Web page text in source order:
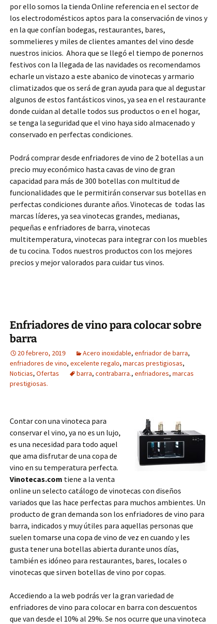
por ello somos la tienda Online referencia en el sector de
los electrodomésticos aptos para la conservación de vinos y
en la que confían bodegas, restaurantes, bares,
sommelieres y miles de clientes amantes del vino desde
nuestros inicios. Ahora que se llegó el tiempo de ponernos
festivos con la llegada de las navidades os recomendamos
echarle un vistazo a este abanico de vinotecas y armario
climatizados que os será de gran ayuda para que al degustar
algunos de estos fantásticos vinos, ya sea en el restaurante
donde cuidan al detalle todos sus productos o en el hogar,
se tenga la seguridad que el vino haya sido almacenado y
conservado en perfectas condiciones.
Podrá comprar desde enfriadores de vino de 2 botellas a un
precio muy económico hasta cavas de vino de gran
capacidad para más de 300 botellas con multitud de
funcionalidades que le permitirán conservar sus botellas en
perfectas condiciones durante años. Vinotecas de todas las
marcas líderes, ya sea vinotecas grandes, medianas,
pequeñas e enfriadores de barra, vinotecas
multitemperatura, vinotecas para integrar con los muebles
de tu cocina. Todos nuestros productos con los mejores
precios y mejor valorados para cuidar tus vinos.
Enfriadores de vino para colocar sobre
barra
20 febrero, 2019 Acero inoxidable, enfriador de barra,
enfriadores de vino, excelente regalo, marcas prestigiosas,
Noticias, Ofertas barra, contrabarra., enfriadores, marcas
prestigiosas.
Contar con una vinoteca para
conservar el vino, ya no es un lujo,
es una necesidad para todo aquel
que ama disfrutar de una copa de
vino en su temperatura perfecta.
Vinotecas.com tiene a la venta
online un selecto catálogo de vinotecas con diseños
variados que las hace perfectas para muchos ambientes. Un
producto de gran demanda son los enfriadores de vino para
barra, indicados y muy útiles para aquellas personas que
suelen tomarse una copa de vino de vez en cuando y les
gusta tener una botellas abierta durante unos días,
también es idóneo para restaurantes, bares, locales o
vinotecas que sirven botellas de vino por copas.
Accediendo a la web podrás ver la gran variedad de
enfriadores de vino para colocar en barra con descuentos
que van desde el 10% al 29%. Se nos ocurre que una vinoteca